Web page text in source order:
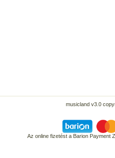
musicland v3.0
Az online fizetést a Barion Payment